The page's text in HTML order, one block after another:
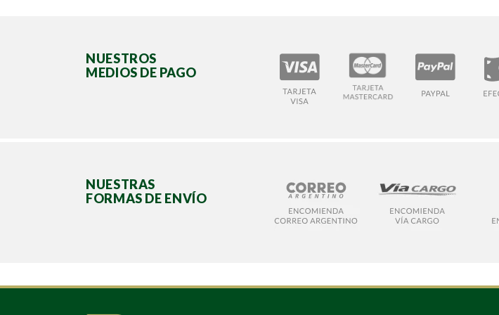
NUESTROS
MEDIOS DE PAGO
NUESTRAS
FORMAS DE ENVÍO